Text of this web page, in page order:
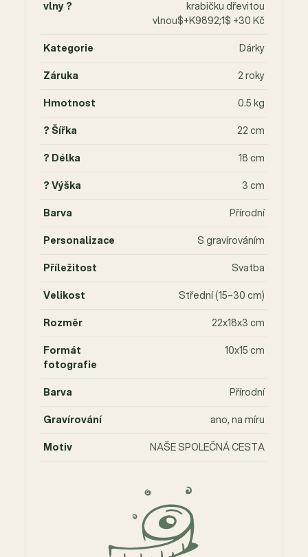
vlny ?
krabičku dřevitou
vlnou$+K9892;1$ +30 Kč
Kategorie
Dárky
Záruka
2 roky
Hmotnost
0.5 kg
? Šířka
22 cm
? Délka
18 cm
? Výška
3 cm
Barva
Přírodní
Personalizace
S gravírováním
Příležitost
Svatba
Velikost
Střední (15–30 cm)
Rozměr
22x18x3 cm
Formát
fotografie
10x15 cm
Barva
Přírodní
Gravírování
ano, na míru
Motiv
NAŠE SPOLEČNÁ CESTA